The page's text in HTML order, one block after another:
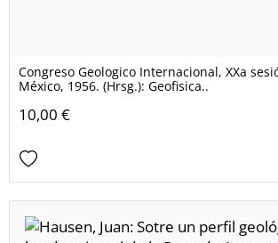
Congreso Geologico Internacional, XXa
México, 1956. (Hrsg.): Geofisica..
10,00 €